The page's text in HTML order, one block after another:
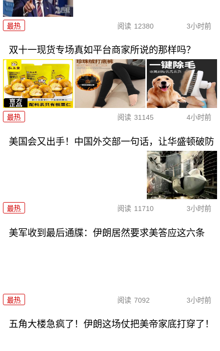
最热 阅读 12380 3小时前
双十一现货专场真如平台商家所说的那样吗？
最热 阅读 31145 4小时前
美国会又出手！中国外交部一句话，让华盛顿破防
最热 阅读 11710 3小时前
美军收到最后通牒：伊朗居然要求美答应这六条
最热 阅读 7092 3小时前
五角大楼急疯了！伊朗这场仗把美帝家底打穿了！